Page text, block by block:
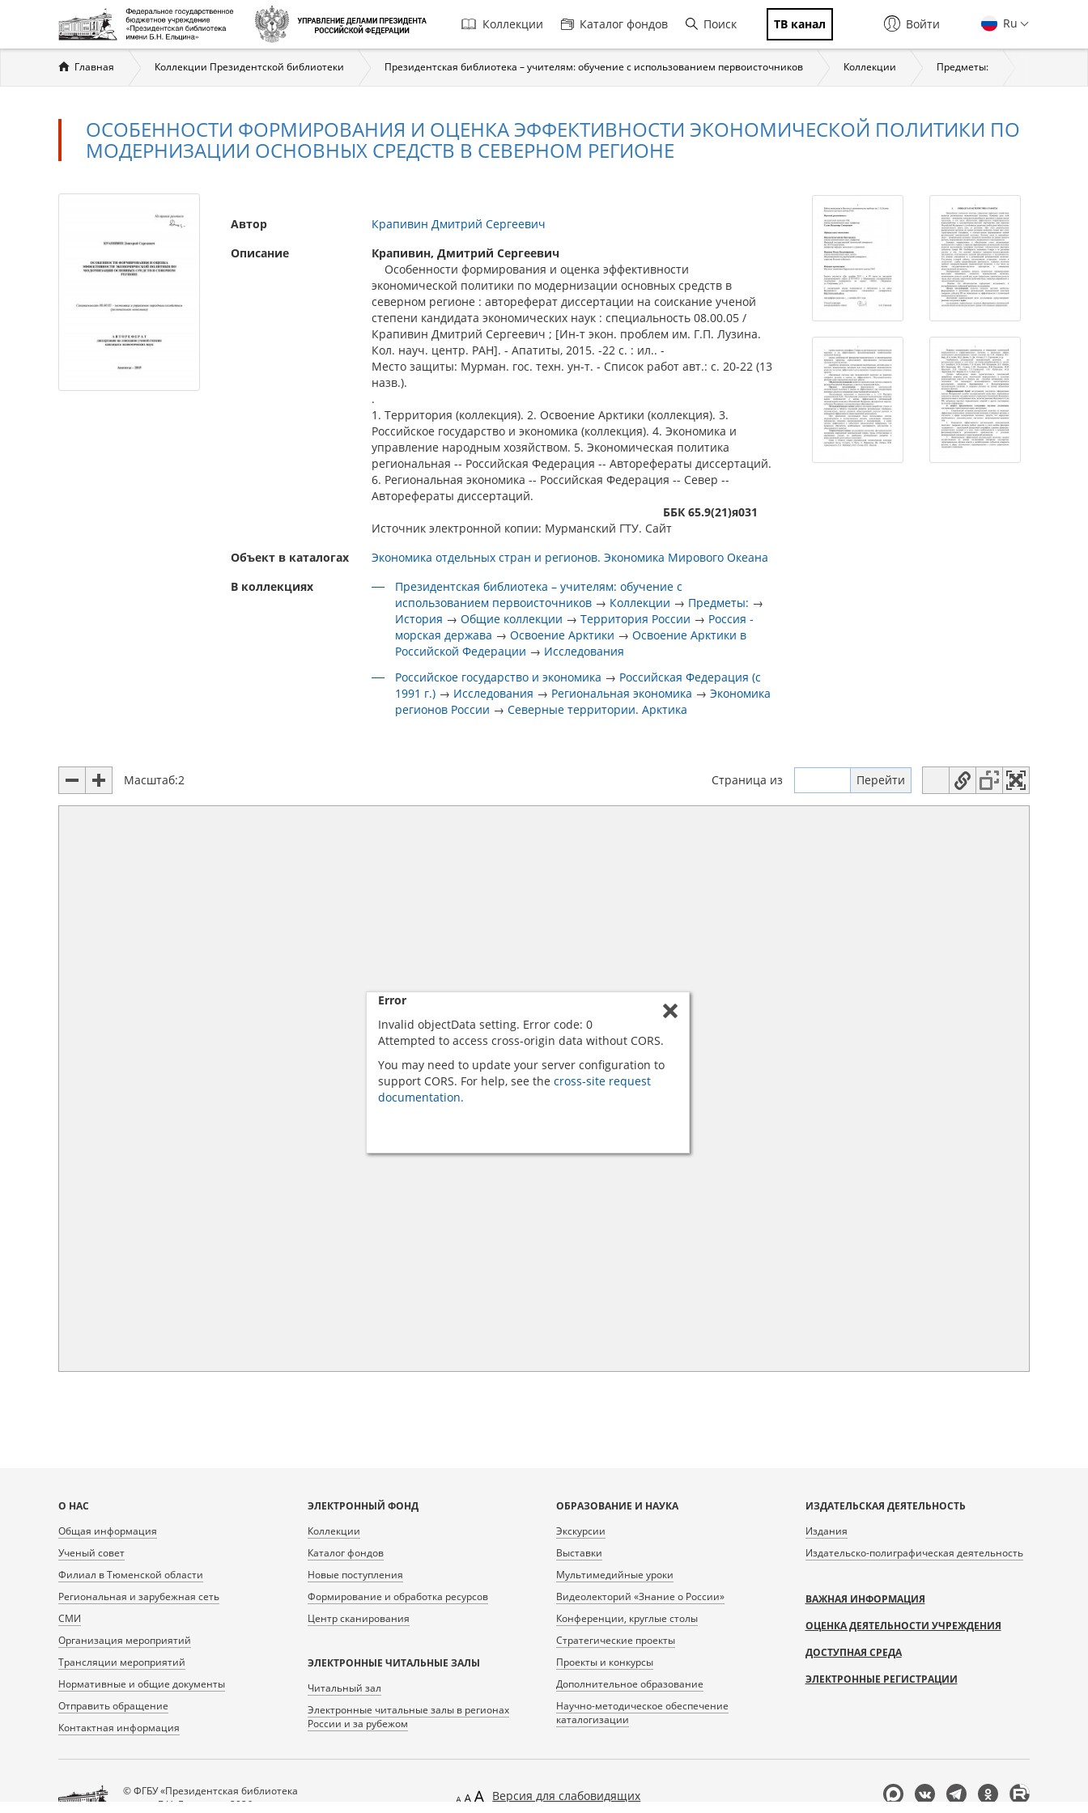
Главная
навигация
Коллекции Каталог фондов Поиск ТВ канал Ru
Войти
Вы
здесь
Главная Коллекции Президентской библиотеки Президентская библиотека – учителям: обучение с использованием первоисточников Коллекции Предметы:
ОСОБЕННОСТИ ФОРМИРОВАНИЯ И ОЦЕНКА ЭФФЕКТИВНОСТИ ЭКОНОМИЧЕСКОЙ ПОЛИТИКИ ПО
МОДЕРНИЗАЦИИ ОСНОВНЫХ СРЕДСТВ В СЕВЕРНОМ РЕГИОНЕ
Автор
Крапивин Дмитрий Сергеевич
Описание
Крапивин, Дмитрий Сергеевич
Особенности формирования и оценка эффективности
экономической политики по модернизации основных средств в
северном регионе : автореферат диссертации на соискание ученой
степени кандидата экономических наук : специальность 08.00.05 /
Крапивин Дмитрий Сергеевич ; [Ин-т экон. проблем им. Г.П. Лузина.
Кол. науч. центр. РАН]. - Апатиты, 2015. -22 с. : ил.. -
Место защиты: Мурман. гос. техн. ун-т. - Список работ авт.: с. 20-22 (13
назв.).
.
1. Территория (коллекция). 2. Освоение Арктики (коллекция). 3.
Российское государство и экономика (коллекция). 4. Экономика и
управление народным хозяйством. 5. Экономическая политика
региональная -- Российская Федерация -- Авторефераты диссертаций.
6. Региональная экономика -- Российская Федерация -- Север --
Авторефераты диссертаций.
ББК 65.9(21)я031
Источник электронной копии: Мурманский ГТУ. Сайт
Объект в каталогах
Экономика отдельных стран и регионов. Экономика Мирового Океана
В коллекциях
Президентская библиотека – учителям: обучение с
использованием первоисточников → Коллекции → Предметы: →
История →Общие коллекции →Территория России → Россия -
морская держава →Освоение Арктики →Освоение Арктики в
Российской Федерации → Исследования
Российское государство и экономика → Российская Федерация (с
1991 г.) → Исследования → Региональная экономика →Экономика
регионов России →Северные территории. Арктика
Масштаб:2 Страница из
Error
Invalid objectData setting. Error code: 0
Attempted to access cross-origin data without CORS.
You may need to update your server configuration to
support CORS. For help, see the cross-site request
documentation.
Карта
сайта
О НАС
Общая информация
Ученый совет
Филиал в Тюменской области
Региональная и зарубежная сеть
СМИ
Организация мероприятий
Трансляции мероприятий
Нормативные и общие документы
Отправить обращение
Контактная информация
ЭЛЕКТРОННЫЙ ФОНД
Коллекции
Каталог фондов
Новые поступления
Формирование и обработка ресурсов
Центр сканирования
ЭЛЕКТРОННЫЕ ЧИТАЛЬНЫЕ ЗАЛЫ
Читальный зал
Электронные читальные залы в регионах
России и за рубежом
ОБРАЗОВАНИЕ И НАУКА
Экскурсии
Выставки
Мультимедийные уроки
Видеолекторий «Знание о России»
Конференции, круглые столы
Стратегические проекты
Проекты и конкурсы
Дополнительное образование
Научно-методическое обеспечение
каталогизации
ИЗДАТЕЛЬСКАЯ ДЕЯТЕЛЬНОСТЬ
Издания
Издательско-полиграфическая деятельность
ВАЖНАЯ ИНФОРМАЦИЯ
ОЦЕНКА ДЕЯТЕЛЬНОСТИ УЧРЕЖДЕНИЯ
ДОСТУПНАЯ СРЕДА
ЭЛЕКТРОННЫЕ РЕГИСТРАЦИИ
© ФГБУ «Президентская библиотека
имени Б.Н. Ельцина», 2026
Версия для слабовидящих